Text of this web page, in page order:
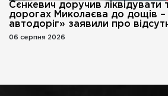
Сєнкевич доручив ліквідувати
дорогах Миколаєва до дощів
автодоріг» заявили про
06 серпня 2026